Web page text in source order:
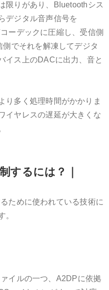
限りがあり、Bluetoothシス
デジタル音声信号を
ーデックに圧縮し、受信側
でそれを解凍してデジタ
イス上のDACに出力、音と
り多く処理時間がかかりま
イヤレスの遅延が大きくな
するには？｜
ために使われている技術に
。
イルの一つ、A2DPに依拠